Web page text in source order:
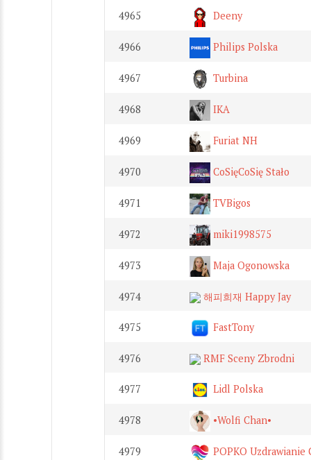
4965 Deeny
4966 Philips Polska
4967 Turbina
4968 IKA
4969 Furiat NH
4970 CoSięCoSię Stało
4971 TVBigos
4972 miki1998575
4973 Maja Ogonowska
4974 해피희재 Happy Jay
4975 FastTony
4976 RMF Sceny Zbrodni
4977 Lidl Polska
4978 •Wolfi Chan•
4979 POPKO Uzdrawianie